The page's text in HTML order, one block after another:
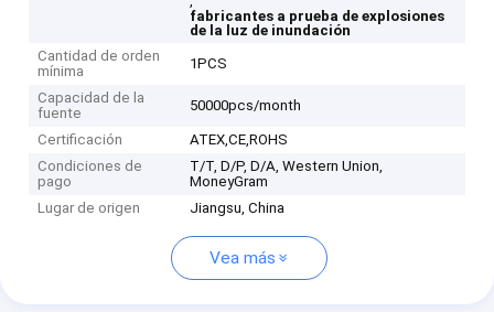
fabricantes a prueba de explosiones
de la luz de inundación
Cantidad de orden
mínima
1PCS
Capacidad de la
fuente
50000pcs/month
Certificación
ATEX,CE,ROHS
Condiciones de
pago
T/T, D/P, D/A, Western Union,
MoneyGram
Lugar de origen
Jiangsu, China
Vea más